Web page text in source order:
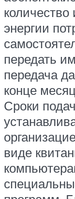
количество
энергии
передать
передача
конце
Сроки
виде